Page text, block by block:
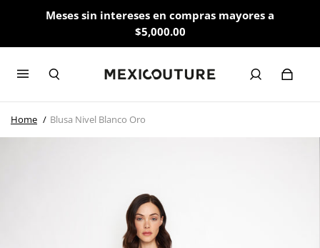
Meses sin intereses en compras mayores a
$5,000.00
Home Blusa Nivel Blanco Oro